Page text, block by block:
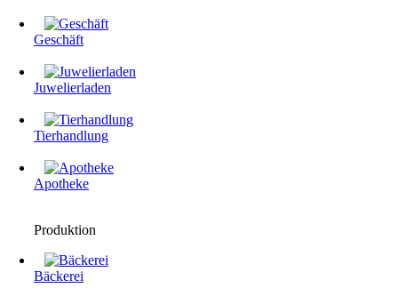
Geschäft
Juwelierladen
Tierhandlung
Apotheke
Produktion
Bäckerei